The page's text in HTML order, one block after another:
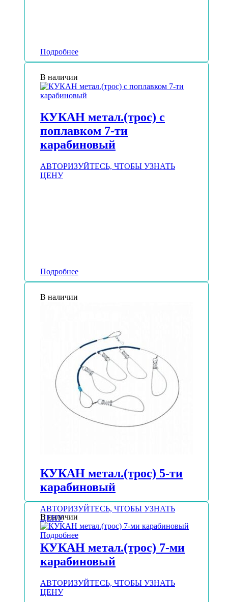
Подробнее
В наличии
КУКАН метал.(трос) с
поплавком 7-ти
карабиновый
АВТОРИЗУЙТЕСЬ, ЧТОБЫ УЗНАТЬ
ЦЕНУ
Подробнее
В наличии
КУКАН метал.(трос) 5-ти
карабиновый
АВТОРИЗУЙТЕСЬ, ЧТОБЫ УЗНАТЬ
ЦЕНУ
Подробнее
В наличии
КУКАН метал.(трос) 7-ми
карабиновый
АВТОРИЗУЙТЕСЬ, ЧТОБЫ УЗНАТЬ
ЦЕНУ